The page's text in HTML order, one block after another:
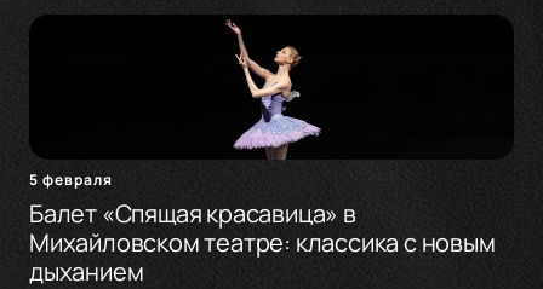
5 февраля
Балет «Спящая красавица» в
Михайловском театре: классика с новым
дыханием